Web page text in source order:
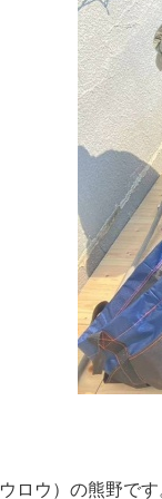
ロウ）の熊野で